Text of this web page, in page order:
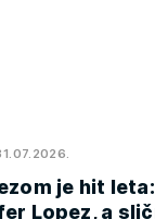
je hit
Lopez, a